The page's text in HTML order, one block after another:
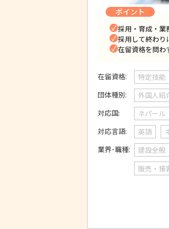
ポイント
採用・育成・業
採用して終わり
在留資格を問わ
在留資格: 特定技能
団体種別:
外国人紹
対応国:
ネパール
対応言語:
英語
業界･職種:
建設全般
販売・接